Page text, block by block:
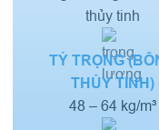
thủy tinh
TỶ TRỌNG
THỦY TINH)
48 – 64 kg/m³